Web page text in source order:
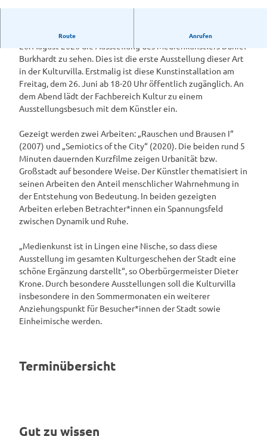
c
h
e
n
&
r
a
u
s
n
I
3
.
p
g
Route Anrufen
Unter dem Titel „Semiotics of the City“ ist vom 26. Juni bis
20. August 2026 die Ausstellung des Medienkünstlers Daniel
Burkhardt zu sehen. Dies ist die erste Ausstellung dieser Art
in der Kulturvilla. Erstmalig ist diese Kunstinstallation am
Freitag, dem 26. Juni ab 18-20 Uhr öffentlich zugänglich. An
dem Abend lädt der Fachbereich Kultur zu einem
Ausstellungsbesuch mit dem Künstler ein.
Gezeigt werden zwei Arbeiten: „Rauschen und Brausen I“
(2007) und „Semiotics of the City“ (2020). Die beiden rund 5
Minuten dauernden Kurzfilme zeigen Urbanität bzw.
Großstadt auf besondere Weise. Der Künstler thematisiert in
seinen Arbeiten den Anteil menschlicher Wahrnehmung in
der Entstehung von Bedeutung. In beiden gezeigten
Arbeiten erleben Betrachter*innen ein Spannungsfeld
zwischen Dynamik und Ruhe.
„Medienkunst ist in Lingen eine Nische, so dass diese
Ausstellung im gesamten Kulturgeschehen der Stadt eine
schöne Ergänzung darstellt“, so Oberbürgermeister Dieter
Krone. Durch besondere Ausstellungen soll die Kulturvilla
insbesondere in den Sommermonaten ein weiterer
Anziehungspunkt für Besucher*innen der Stadt sowie
Einheimische werden.
Terminübersicht
Gut zu wissen